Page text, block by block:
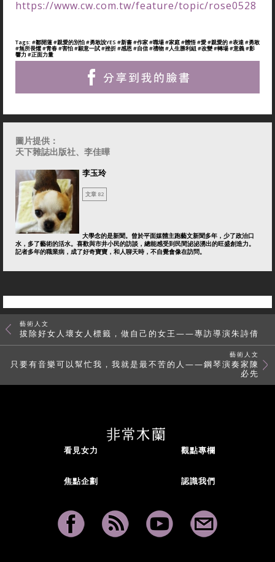
https://www.cw.com.tw/feature/topic/rose0528
Tags: #鄒開蓮#親愛的別怕#勇敢說YES #新書#作家#職場#家庭#體悟#愛#親愛的#表達#勇敢
#無所畏懼#青春#害怕#願意一試#挫折#感恩#自信#禮物#人生勝利組 #改變#轉場#意義#影
響力 #正面力量
圖片提供：
天下雜誌出版社、李佳曄
李玉玲
文章 82
大學念的是新聞。曾於平面媒體主跑藝文新聞多年，少了政治口
水，多了藝術的活水。喜歡與市井小民的訪談，總能感受到民間泌泌湧出的旺盛創造力。
記者多年的職業病，成了好奇寶寶，和人聊天時，不自覺會像在訪問。
藝術人文
拔除好女人壞女人標籤，做自己的女王——專訪導演朱詩倩
藝術人文
只要有音樂可以幫忙我，我就是最不苦的人——鋼琴演奏家陳
必先
看見女力 觀點專欄
焦點企劃 認識我們